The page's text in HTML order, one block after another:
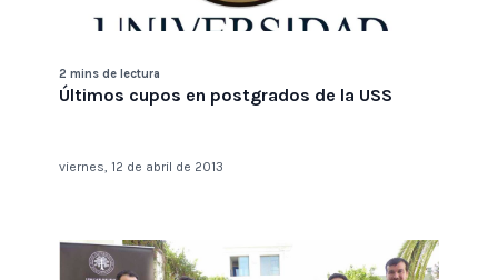
2 mins de lectura
Últimos cupos en postgrados de la USS
viernes, 12 de abril de 2013